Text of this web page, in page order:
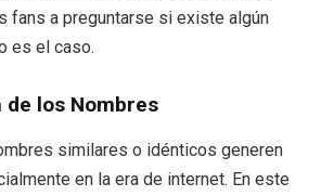
fans a preguntarse si existe algún
es el caso.
de los Nombres
similares o idénticos generen
en la era de internet. En este